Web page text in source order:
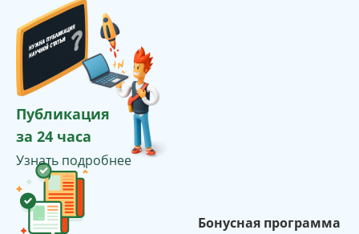
Публикация
за 24 часа
Узнать подробнее
Бонусная программа